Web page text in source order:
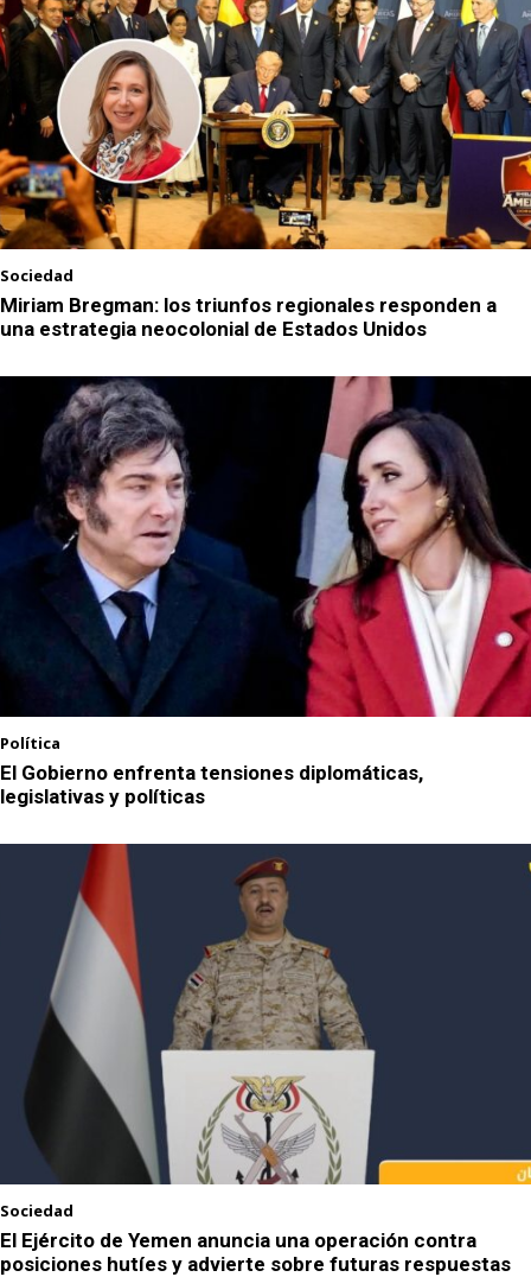
Sociedad
Miriam Bregman: los triunfos regionales responden a
una estrategia neocolonial de Estados Unidos
Política
El Gobierno enfrenta tensiones diplomáticas,
legislativas y políticas
Sociedad
El Ejército de Yemen anuncia una operación contra
posiciones hutíes y advierte sobre futuras respuestas